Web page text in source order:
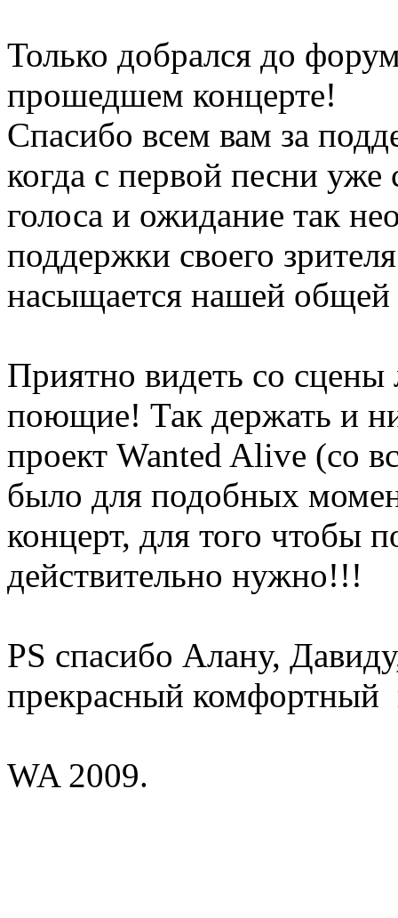
Только добрался до
прошедшем концерте!
Спасибо всем вам за
когда с первой песни
голоса и ожидание так
поддержки своего
насыщается нашей общей
Приятно видеть со
поющие! Так держать и
проект Wanted Alive (со
было для подобных
концерт, для того чтобы
действительно нужно!!!
PS спасибо Алану,
прекрасный комфортный
WA 2009.